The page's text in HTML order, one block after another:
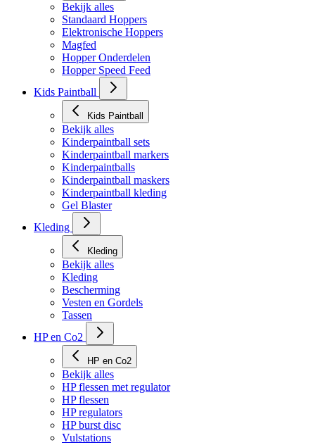
Bekijk alles
Standaard Hoppers
Elektronische Hoppers
Magfed
Hopper Onderdelen
Hopper Speed Feed
Kids Paintball
Kids Paintball
Bekijk alles
Kinderpaintball sets
Kinderpaintball markers
Kinderpaintballs
Kinderpaintball maskers
Kinderpaintball kleding
Gel Blaster
Kleding
Kleding
Bekijk alles
Kleding
Bescherming
Vesten en Gordels
Tassen
HP en Co2
HP en Co2
Bekijk alles
HP flessen met regulator
HP flessen
HP regulators
HP burst disc
Vulstations